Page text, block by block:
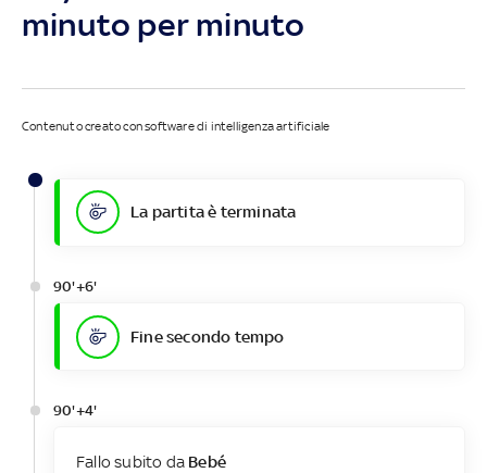
minuto per minuto
Contenuto creato con software di intelligenza artificiale
La partita è terminata
90'+6'
Fine secondo tempo
90'+4'
Fallo subito da Bebé